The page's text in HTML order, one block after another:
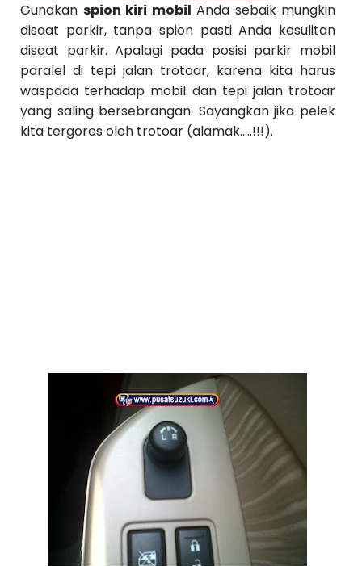
Gunakan spion kiri mobil Anda sebaik mungkin
disaat parkir, tanpa spion pasti Anda kesulitan
disaat parkir. Apalagi pada posisi parkir mobil
paralel di tepi jalan trotoar, karena kita harus
waspada terhadap mobil dan tepi jalan trotoar
yang saling bersebrangan. Sayangkan jika pelek
kita tergores oleh trotoar (alamak.....!!!).
S
e
b
el
u
m
n
y
a